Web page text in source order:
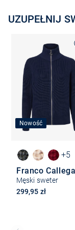
UZUPEŁNIJ
Nowość
+5
Franco
Męski sweter
299,95 zł